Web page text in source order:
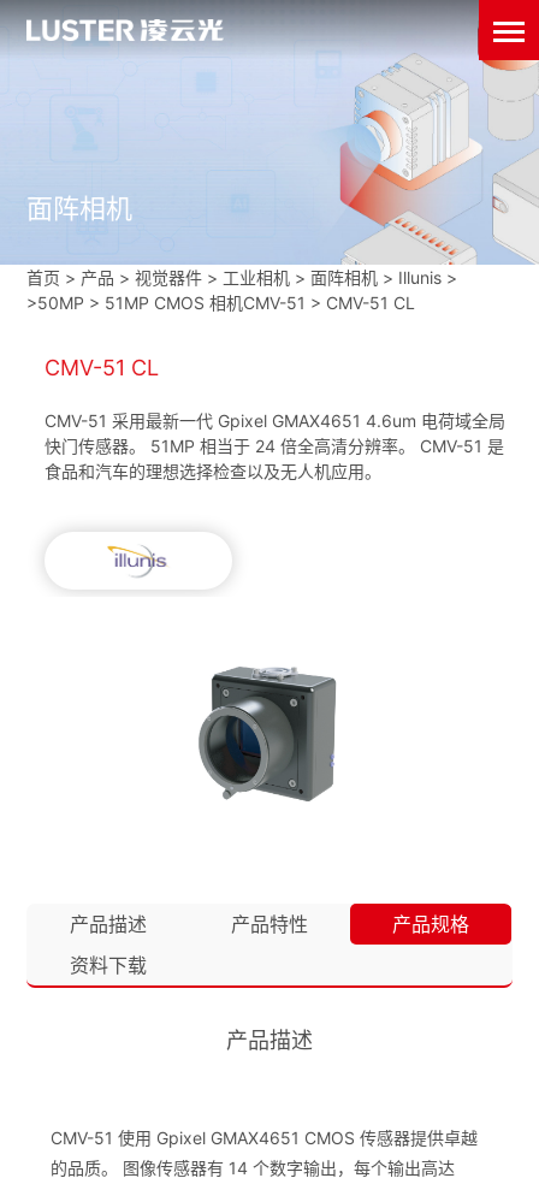
面阵相机
首页 > 产品 > 视觉器件 > 工业相机 >面阵相机 > Illunis >
>50MP > 51MP CMOS 相机CMV-51 > CMV-51 CL
CMV-51 CL
CMV-51 采用最新一代 Gpixel GMAX4651 4.6um 电荷域全局
快门传感器。 51MP 相当于 24 倍全高清分辨率。 CMV-51 是
食品和汽车的理想选择检查以及无人机应用。
产品描述 产品特性
产品规格
资料下载
产品描述
CMV-51 使用 Gpixel GMAX4651 CMOS 传感器提供卓越
的品质。 图像传感器有 14 个数字输出，每个输出高达